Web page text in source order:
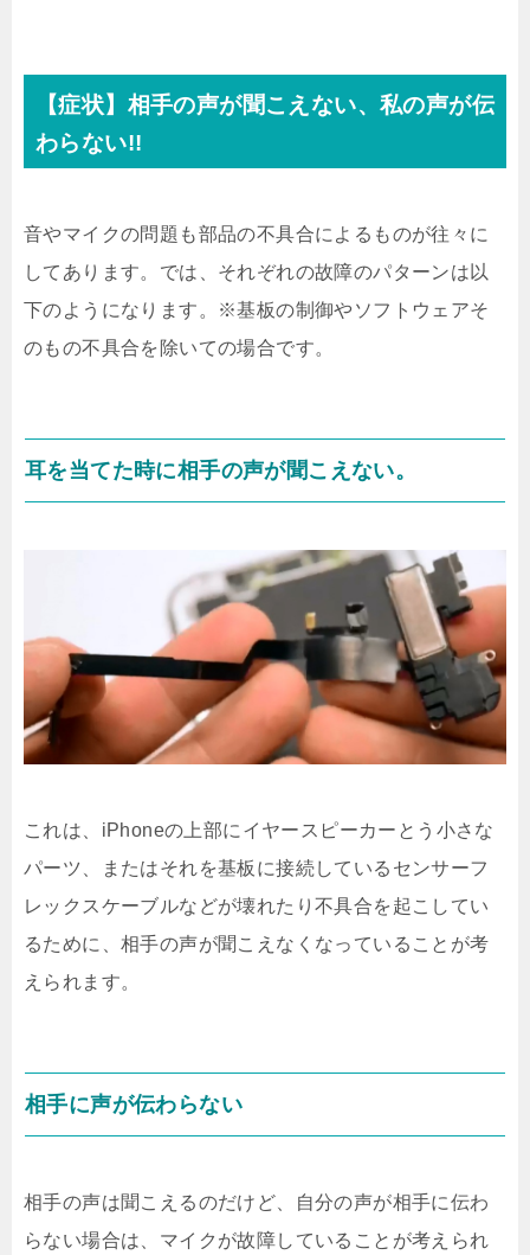
【症状】相手の声が聞こえない、私の声が伝
わらない!!
音やマイクの問題も部品の不具合によるものが往々に
してあります。では、それぞれの故障のパターンは以
下のようになります。※基板の制御やソフトウェアそ
のもの不具合を除いての場合です。
耳を当てた時に相手の声が聞こえない。
これは、iPhoneの上部にイヤースピーカーとう小さな
パーツ、またはそれを基板に接続しているセンサーフ
レックスケーブルなどが壊れたり不具合を起こしてい
るために、相手の声が聞こえなくなっていることが考
えられます。
相手に声が伝わらない
相手の声は聞こえるのだけど、自分の声が相手に伝わ
らない場合は、マイクが故障していることが考えられ